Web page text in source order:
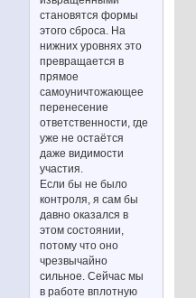
становятся формы
этого сброса. На
нижних уровнях это
превращается в
прямое
самоуничтожающее
перенесение
ответственности, где
уже не остаётся
даже видимости
участия.
Если бы не было
контроля, я сам бы
давно оказался в
этом состоянии,
потому что оно
чрезвычайно
сильное. Сейчас мы
в работе вплотную